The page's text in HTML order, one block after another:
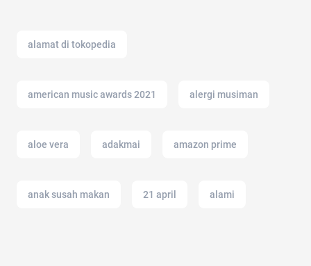
alamat di tokopedia
american music awards 2021 alergi musiman
aloe vera adakmai amazon prime
anak susah makan 21 april alami